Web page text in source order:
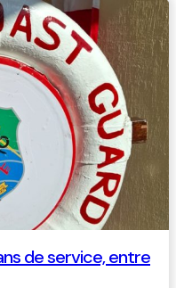
de service, entre